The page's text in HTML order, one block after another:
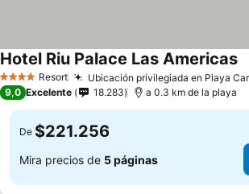
4 EstrellasResort Ubicación privilegiada en Playa
Hotel Riu Palace Las Americas
9,0 Excelente 18.283 a 0.3 km de la playa
De $221.256
Mira precios de 5 páginas